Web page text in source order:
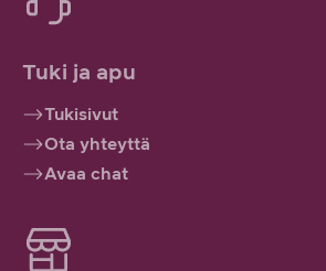
Tuki ja apu
Tukisivut
Ota yhteyttä
Avaa chat